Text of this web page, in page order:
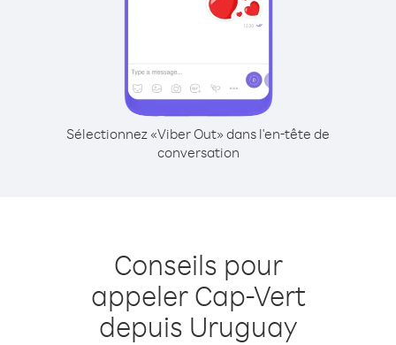
Sélectionnez «Viber Out» dans l'en-tête de
conversation
Conseils pour
appeler Cap-Vert
depuis Uruguay